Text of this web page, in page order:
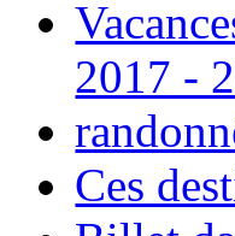
2017 -
Ces